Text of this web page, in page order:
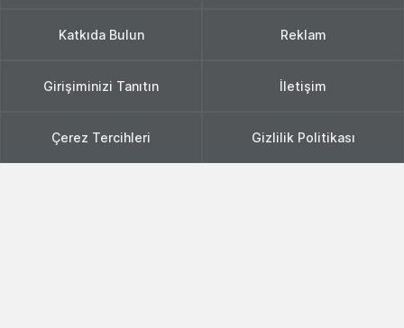
Katkıda Bulun Reklam
Girişiminizi Tanıtın İletişim
Çerez Tercihleri Gizlilik Politikası